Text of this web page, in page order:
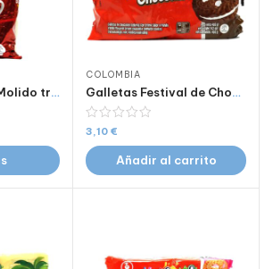
Café Tostado y Molido tradicional Sello Rojo 250g
COLOMBIA
Galletas Festival de Chocolate 403 Gr
3,10 €
Añadir al carrito